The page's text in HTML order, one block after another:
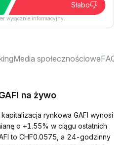
Słabo
wyłącznie informacyjny.
Media społecznościoweFAQ
na żywo
rynkowa GAFI wynosi
o +1.55% w ciągu ostatnich
to CHF0.0575, a 24-godzinny